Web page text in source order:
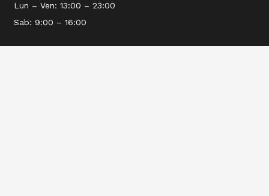
Lun – Ven: 13:00 – 23:00
Sab: 9:00 – 16:00